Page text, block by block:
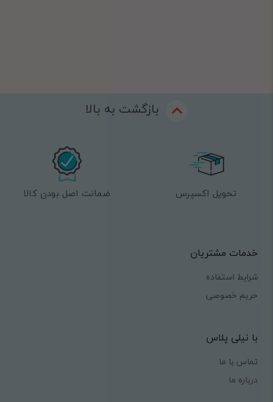
بازگشت به بالا
تحویل اکسپرس ضمانت اصل بودن کالا
خدمات مشتریان
شرایط استفاده
حریم خصوصی
با نیلی پلاس
تماس با ما
درباره ما